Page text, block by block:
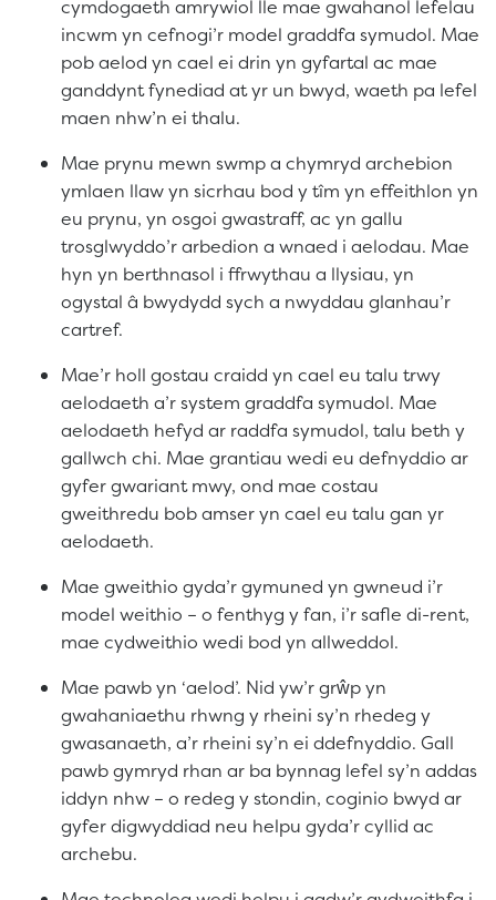
cymdogaeth amrywiol lle mae gwahanol lefelau
incwm yn cefnogi’r model graddfa symudol. Mae
pob aelod yn cael ei drin yn gyfartal ac mae
ganddynt fynediad at yr un bwyd, waeth pa lefel
maen nhw’n ei thalu.
Mae prynu mewn swmp a chymryd archebion
ymlaen llaw yn sicrhau bod y tîm yn effeithlon yn
eu prynu, yn osgoi gwastraff, ac yn gallu
trosglwyddo’r arbedion a wnaed i aelodau. Mae
hyn yn berthnasol i ffrwythau a llysiau, yn
ogystal â bwydydd sych a nwyddau glanhau’r
cartref.
Mae’r holl gostau craidd yn cael eu talu trwy
aelodaeth a’r system graddfa symudol. Mae
aelodaeth hefyd ar raddfa symudol, talu beth y
gallwch chi. Mae grantiau wedi eu defnyddio ar
gyfer gwariant mwy, ond mae costau
gweithredu bob amser yn cael eu talu gan yr
aelodaeth.
Mae gweithio gyda’r gymuned yn gwneud i’r
model weithio – o fenthyg y fan, i’r safle di-rent,
mae cydweithio wedi bod yn allweddol.
Mae pawb yn ‘aelod’. Nid yw’r grŵp yn
gwahaniaethu rhwng y rheini sy’n rhedeg y
gwasanaeth, a’r rheini sy’n ei ddefnyddio. Gall
pawb gymryd rhan ar ba bynnag lefel sy’n addas
iddyn nhw – o redeg y stondin, coginio bwyd ar
gyfer digwyddiad neu helpu gyda’r cyllid ac
archebu.